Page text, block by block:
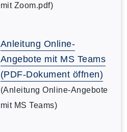
mit Zoom.pdf)
Anleitung Online-
Angebote mit MS Teams
(PDF-Dokument öffnen)
(Anleitung Online-Angebote
mit MS Teams)